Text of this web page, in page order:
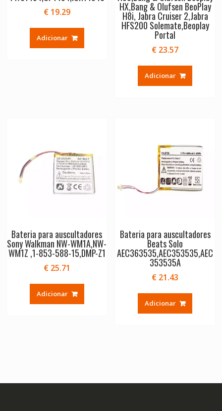
€19.29
Adicionar
HX,Bang & Olufsen BeoPlay
H8i, Jabra Cruiser 2,Jabra
HFS200 Solemate,Beoplay
Portal
€ 23.57
Adicionar
Bateria para auscultadores
Sony Walkman NW-WM1A,NW-
WM1Z ,1-853-588-15,DMP-Z1
€25.71
Adicionar
Bateria para auscultadores
Beats Solo
AEC363535,AEC353535,AEC
353535A
€ 21.43
Adicionar